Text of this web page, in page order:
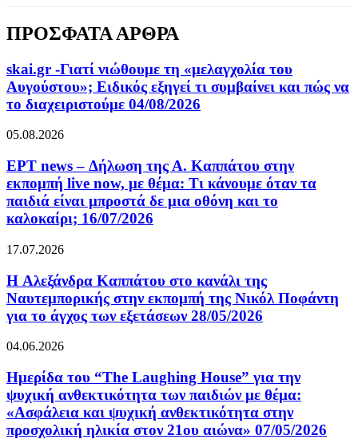
ΠΡΟΣΦΑΤΑ ΑΡΘΡΑ
skai.gr -Γιατί νιώθουμε τη «μελαγχολία του
Αυγούστου»; Ειδικός εξηγεί τι συμβαίνει και πώς να
το διαχειριστούμε 04/08/2026
05.08.2026
ΕΡΤ news – Δήλωση της Α. Καππάτου στην
εκπομπή live now, με θέμα: Τι κάνουμε όταν τα
παιδιά είναι μπροστά δε μια οθόνη και το
καλοκαίρι; 16/07/2026
17.07.2026
H Αλεξάνδρα Καππάτου στο κανάλι της
Ναυτεμπορικής στην εκπομπή της Νικόλ Ποφάντη
για το άγχος των εξετάσεων 28/05/2026
04.06.2026
Ημερίδα του “The Laughing House” για την
ψυχική ανθεκτικότητα των παιδιών με θέμα:
«Ασφάλεια και ψυχική ανθεκτικότητα στην
προσχολική ηλικία στον 21ου αιώνα» 07/05/2026